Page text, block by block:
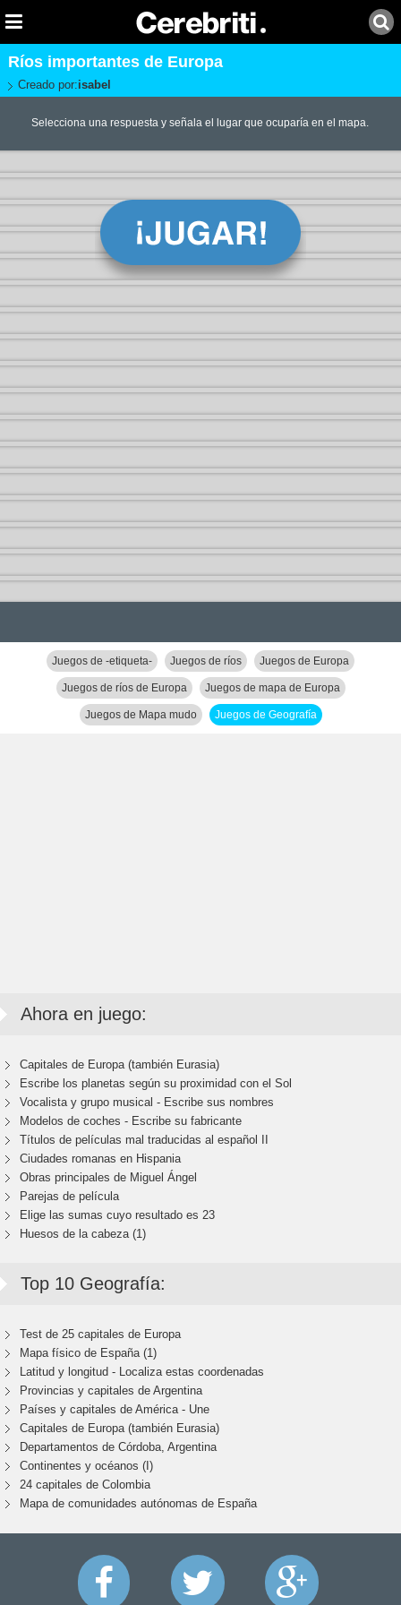
Ríos importantes de Europa
Creado por:isabel
Selecciona una respuesta y señala el lugar que ocuparía en el mapa.
Juegos de -etiqueta- Juegos de ríos Juegos de Europa
Juegos de ríos de Europa Juegos de mapa de Europa
Juegos de Mapa mudo Juegos de Geografía
Ahora en juego:
Capitales de Europa (también Eurasia)
Escribe los planetas según su proximidad con el Sol
Vocalista y grupo musical - Escribe sus nombres
Modelos de coches - Escribe su fabricante
Títulos de películas mal traducidas al español II
Ciudades romanas en Hispania
Obras principales de Miguel Ángel
Parejas de película
Elige las sumas cuyo resultado es 23
Huesos de la cabeza (1)
Top 10 Geografía:
Test de 25 capitales de Europa
Mapa físico de España (1)
Latitud y longitud - Localiza estas coordenadas
Provincias y capitales de Argentina
Países y capitales de América - Une
Capitales de Europa (también Eurasia)
Departamentos de Córdoba, Argentina
Continentes y océanos (I)
24 capitales de Colombia
Mapa de comunidades autónomas de España